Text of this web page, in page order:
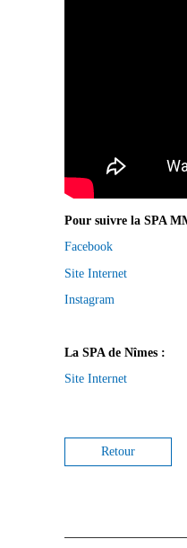
Pour suivre la SPA
Facebook
Site Internet
Instagram
La SPA de Nîmes :
Site Internet
Retour